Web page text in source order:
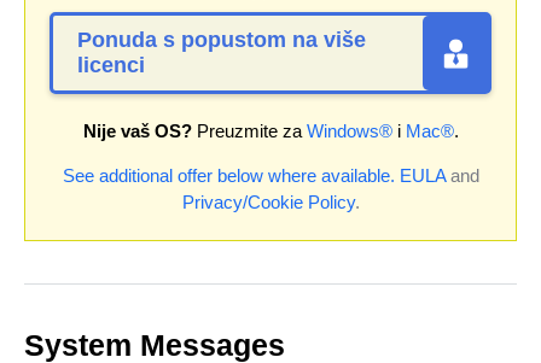
Ponuda s popustom na više
licenci
Nije vaš OS?Preuzmite za Windows®i Mac®.
See additional offer below where available. EULAand
Privacy/Cookie Policy.
System Messages